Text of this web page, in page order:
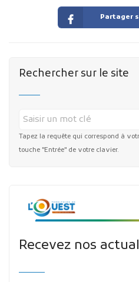
Partager
Rechercher sur le site
Tapez la requête qui correspond à
touche "Entrée" de votre clavier.
Recevez nos